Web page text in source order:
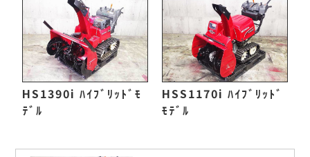
HS1390i ﾊｲﾌﾞﾘｯﾄﾞﾓ
ﾃﾞﾙ
HSS1170i ﾊｲﾌﾞﾘｯﾄﾞ
ﾓﾃﾞﾙ